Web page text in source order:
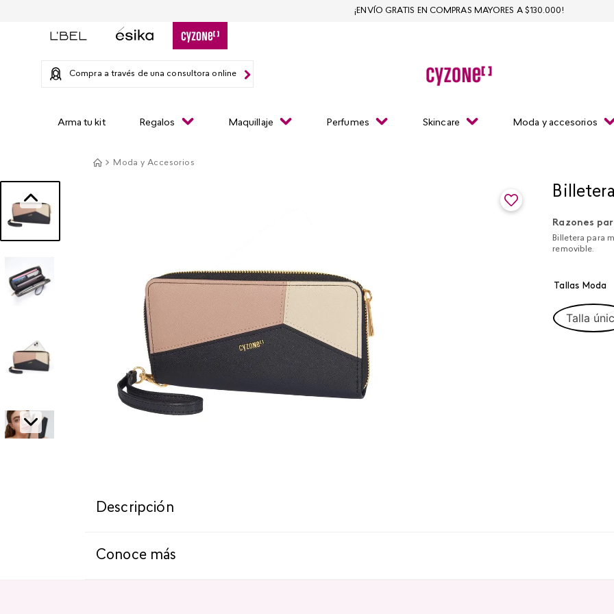
Compra a través de una consultora online
Arma tu kit Regalos Maquillaje Perfumes Skincare Moda y accesorios
¡ENVÍO GRATIS EN COMPRAS MAYORES A $130.000!
Moda y Accesorios
Razones
Billetera para
removible.
Tallas Moda
Talla
Descripción
Conoce más